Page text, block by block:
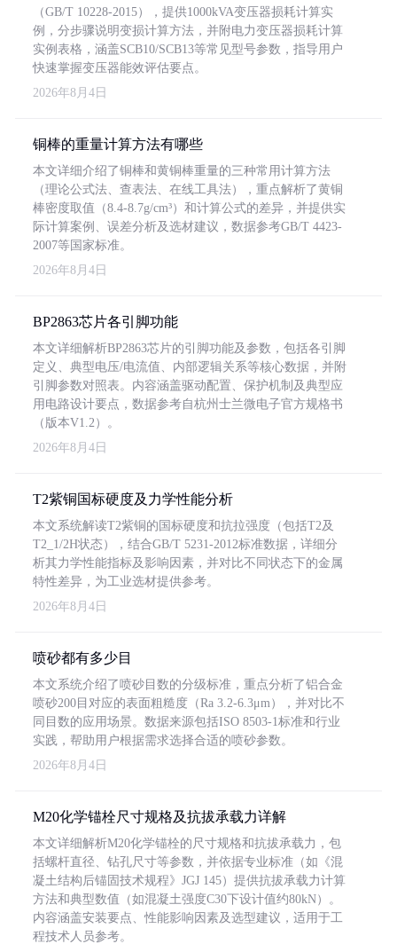
（GB/T 10228-2015），提供1000kVA变压器损耗计算实
例，分步骤说明变损计算方法，并附电力变压器损耗计算
实例表格，涵盖SCB10/SCB13等常见型号参数，指导用户
快速掌握变压器能效评估要点。
2026年8月4日
铜棒的重量计算方法有哪些
本文详细介绍了铜棒和黄铜棒重量的三种常用计算方法
（理论公式法、查表法、在线工具法），重点解析了黄铜
棒密度取值（8.4-8.7g/cm³）和计算公式的差异，并提供实
际计算案例、误差分析及选材建议，数据参考GB/T 4423-
2007等国家标准。
2026年8月4日
BP2863芯片各引脚功能
本文详细解析BP2863芯片的引脚功能及参数，包括各引脚
定义、典型电压/电流值、内部逻辑关系等核心数据，并附
引脚参数对照表。内容涵盖驱动配置、保护机制及典型应
用电路设计要点，数据参考自杭州士兰微电子官方规格书
（版本V1.2）。
2026年8月4日
T2紫铜国标硬度及力学性能分析
本文系统解读T2紫铜的国标硬度和抗拉强度（包括T2及
T2_1/2H状态），结合GB/T 5231-2012标准数据，详细分
析其力学性能指标及影响因素，并对比不同状态下的金属
特性差异，为工业选材提供参考。
2026年8月4日
喷砂都有多少目
本文系统介绍了喷砂目数的分级标准，重点分析了铝合金
喷砂200目对应的表面粗糙度（Ra 3.2-6.3μm），并对比不
同目数的应用场景。数据来源包括ISO 8503-1标准和行业
实践，帮助用户根据需求选择合适的喷砂参数。
2026年8月4日
M20化学锚栓尺寸规格及抗拔承载力详解
本文详细解析M20化学锚栓的尺寸规格和抗拔承载力，包
括螺杆直径、钻孔尺寸等参数，并依据专业标准（如《混
凝土结构后锚固技术规程》JGJ 145）提供抗拔承载力计算
方法和典型数值（如混凝土强度C30下设计值约80kN）。
内容涵盖安装要点、性能影响因素及选型建议，适用于工
程技术人员参考。